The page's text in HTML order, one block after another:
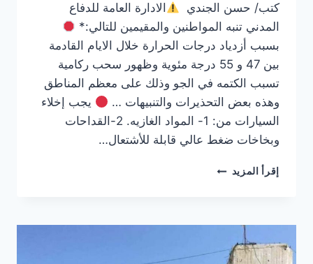
كتب/ حسن الجندي
الادارة العامة للدفاع
المدني تنبه المواطنين والمقيمين للتالي:*
بسبب أزدياد درجات الحرارة خلال الايام القادمة
بين 47 و 55 درجة مئوية وظهور سحب ركامية
تسبب الكتمه في الجو وذلك على معظم المناطق
وهذه بعض التحذيرات والتنبيهات …
يجب إخلاء
السيارات من: 1- المواد الغازيه. 2-القداحات
وبخاخات ضغط عالي قابلة للأشتعال…
إقرأ المزيد الادارة
تنبه
بسبب